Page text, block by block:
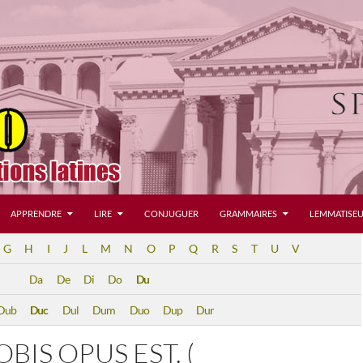
APPRENDRE LIRE CONJUGUER GRAMMAIRES
G H I J L M N O P Q R S T U V
Da De Di Do Du
Duc Dul Dum Duo Dup Dur
OPUS EST. (